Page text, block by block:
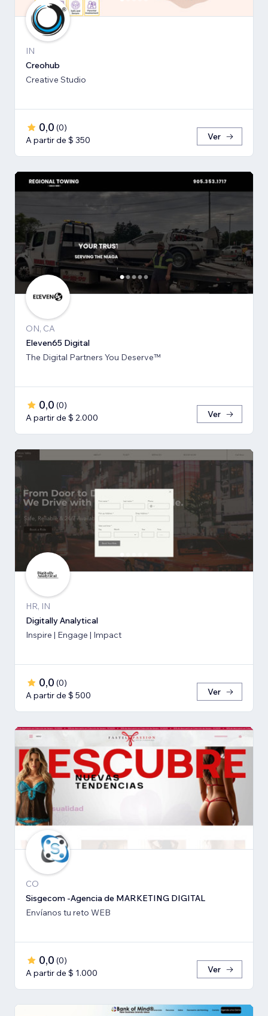
IN
Creohub
Creative Studio
0,0 (0)
A partir de $ 350
Ver
ON, CA
Eleven65 Digital
The Digital Partners You Deserve™
0,0 (0)
A partir de $ 2.000
Ver
HR, IN
Digitally Analytical
Inspire | Engage | Impact
0,0 (0)
A partir de $ 500
Ver
CO
Sisgecom -Agencia de MARKETING DIGITAL
Envíanos tu reto WEB
0,0 (0)
A partir de $ 1.000
Ver